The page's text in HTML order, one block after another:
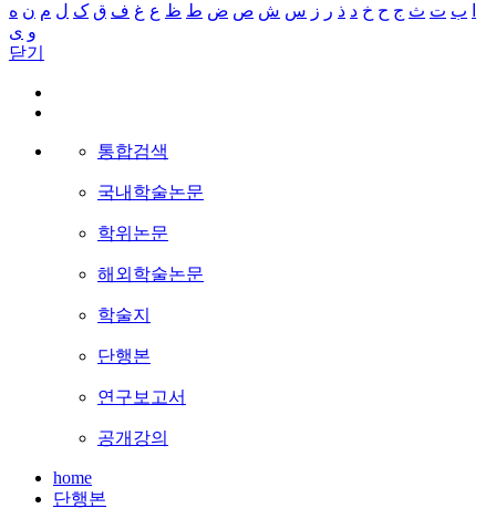
ب ت ث ج ح خ د ذ ر ز س ش ص ض ط ظ ع غ ف ق ک ل م ن ه
و ی
닫기
통합검색
국내학술논문
학위논문
해외학술논문
학술지
단행본
연구보고서
공개강의
home
단행본